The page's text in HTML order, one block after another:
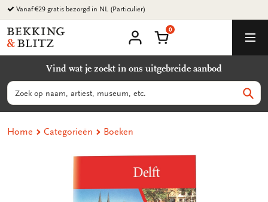
Ga
naar
content
Vanaf €29 gratis bezorgd in NL (Particulier)
Bekking
&
B.V.
account
Winkelmand
0
Vind wat je zoekt in ons uitgebreide aanbod
Zoeken
Home Categorieën Boeken